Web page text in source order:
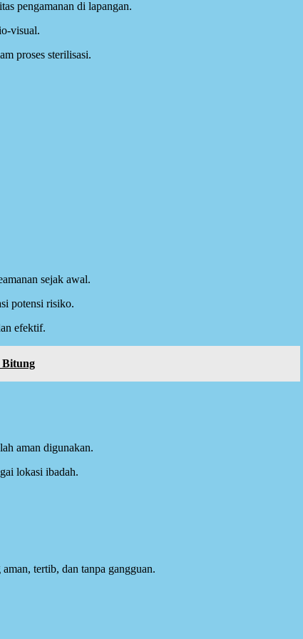
pengamanan di lapangan.
visual.
proses sterilisasi.
sejak awal.
potensi risiko.
efektif.
Bitung
aman digunakan.
lokasi ibadah.
tertib, dan tanpa gangguan.